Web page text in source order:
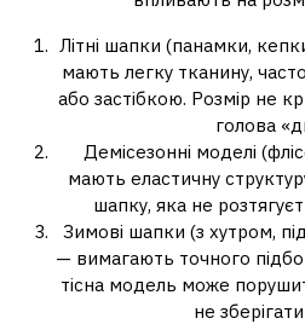
Літні шапки (панамки,
мають легку тканину,
або застібкою. Розмір не
голова
Демісезонні моделі
мають еластичну
шапку, яка не
Зимові шапки (з хутром,
— вимагають точного
тісна модель може
не